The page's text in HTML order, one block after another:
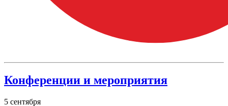
Конференции и мероприятия
5 сентября